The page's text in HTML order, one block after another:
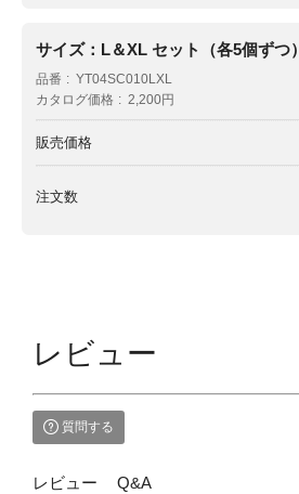
サイズ：L＆XL セット（各5個ずつ）
品番
YT04SC010LXL
カタログ価格
2,200円
販売価格
注文数
レビュー
質問する
レビュー Q&A